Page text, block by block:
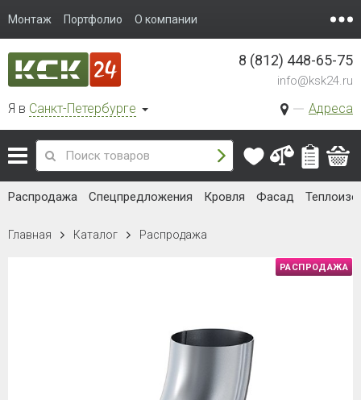
Монтаж Портфолио О компании
Я в Санкт-Петербурге Адреса
8 (812) 448-65-75
info@ksk24.ru
Распродажа Спецпредложения Кровля Фасад
Главная Каталог Распродажа
РАСПРОДАЖА